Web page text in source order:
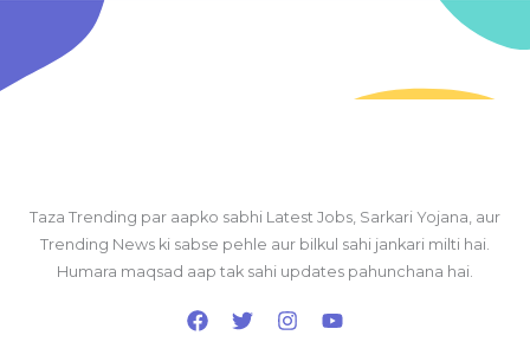
Taza Trending par aapko sabhi Latest Jobs, Sarkari Yojana, aur
Trending News ki sabse pehle aur bilkul sahi jankari milti hai.
Humara maqsad aap tak sahi updates pahunchana hai.